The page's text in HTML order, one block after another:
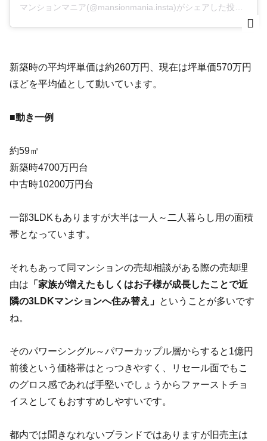
マンションマニア(@mansionmania.insta)がシェアした投稿
新築時の平均坪単価は約260万円、現在は坪単価570万円
ほどを平均値として動いています。
■動き一例
約59㎡
新築時4700万円台
中古時10200万円台
一部3LDKもありますが大半は一人～二人暮らし用の面積
帯となっています。
それもあって同マンションの売却相談がある際の売却理
由は 「家族が増えたもしくはお子様が成長したことで近
隣の3LDKマンションへ住み替え」 ということが多いです
ね。
そのパワーシングル～パワーカップル層からすると1億円
前後という価格帯はとっつきやすく、リセール面でもこ
のグロス感であれば手堅いでしょうからファーストチョ
イスとしてもおすすめしやすいです。
都内では聞きなれないブランドではありますが旧売主は